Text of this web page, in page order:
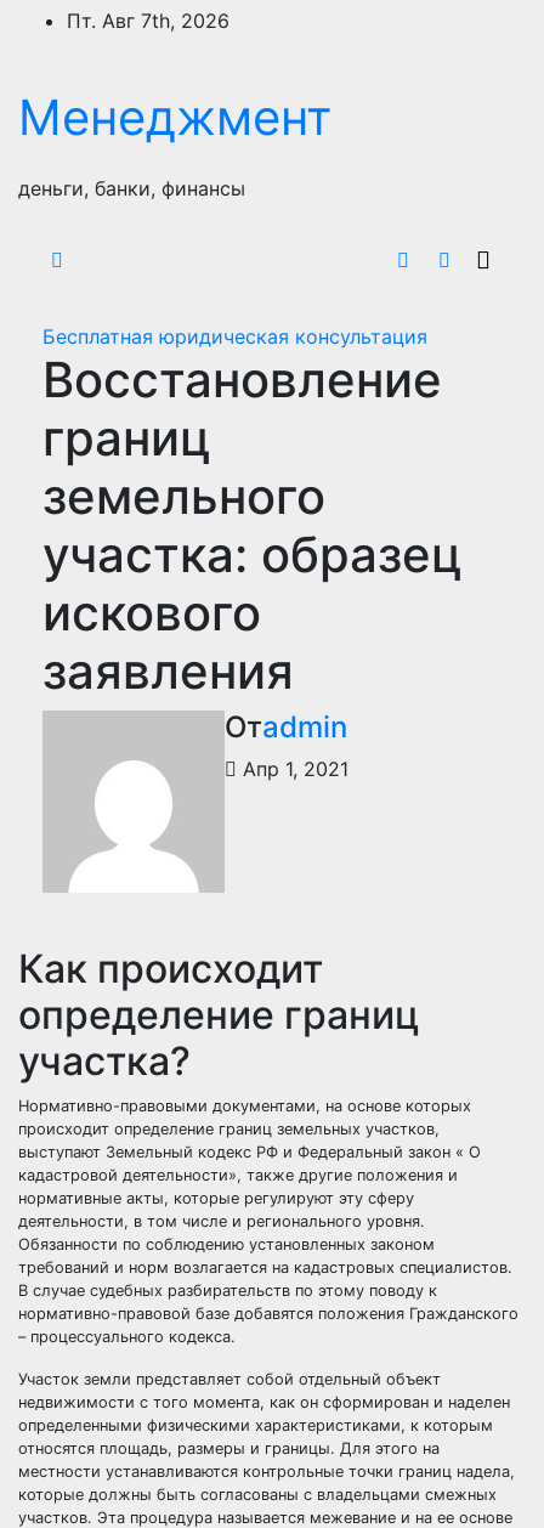
ПерейтиПт. Авг 7th, 2026
Менеджмент
деньги, банки, финансы
Бесплатная юридическая консультация
Восстановление
границ
земельного
участка: образец
искового
заявления
Отadmin
Апр 1, 2021
Как происходит
определение границ
участка?
Нормативно-правовыми документами, на основе которых
происходит определение границ земельных участков,
выступают Земельный кодекс РФ и Федеральный закон « О
кадастровой деятельности», также другие положения и
нормативные акты, которые регулируют эту сферу
деятельности, в том числе и регионального уровня.
Обязанности по соблюдению установленных законом
требований и норм возлагается на кадастровых специалистов.
В случае судебных разбирательств по этому поводу к
нормативно-правовой базе добавятся положения Гражданского
– процессуального кодекса.
Участок земли представляет собой отдельный объект
недвижимости с того момента, как он сформирован и наделен
определенными физическими характеристиками, к которым
относятся площадь, размеры и границы. Для этого на
местности устанавливаются контрольные точки границ надела,
которые должны быть согласованы с владельцами смежных
участков. Эта процедура называется межевание и на ее основе